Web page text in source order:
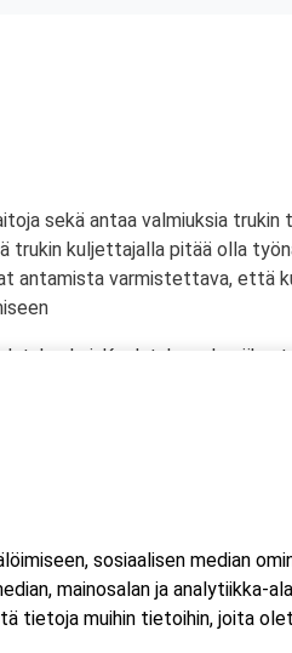
sekä antaa valmiuksia trukin
kuljettajalla pitää olla
antamista varmistettava, että
Koulutuksen
sovelluksella. Voit
löydät sen omasta
sosiaalisen median
mainosalan ja analytiikka-
tietoja muihin tietoihin, joita